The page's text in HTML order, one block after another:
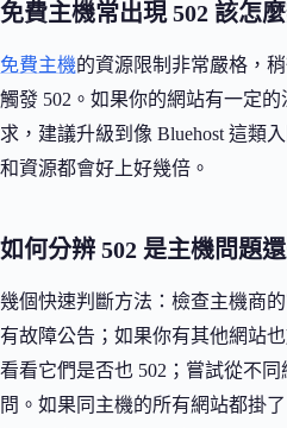
免費主機常出現 502 該怎
免費主機的資源限制非常嚴格，
觸發 502。如果你的網站有一定
求，建議升級到像 Bluehost 這類
和資源都會好上好幾倍。
如何分辨 502 是主機問題
幾個快速判斷方法：檢查主機商
有故障公告；如果你有其他網站
看看它們是否也 502；嘗試從不
問。如果同主機的所有網站都掛